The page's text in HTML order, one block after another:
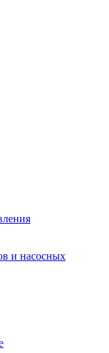
и насосных